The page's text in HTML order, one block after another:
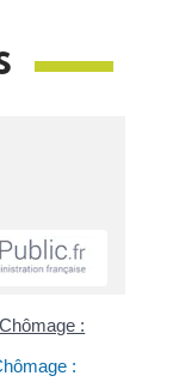
Chômage :
: